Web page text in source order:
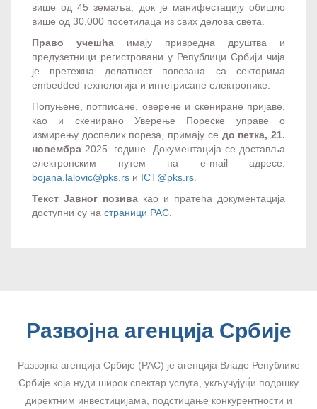
више од 45 земаља, док је манифестацију обишло
више од 30.000 посетилаца из свих делова света.
Право учешћа имају привредна друштва и
предузетници регистровани у Републици Србији чија
је претежна делатност повезана са секторима
embedded технологија и интегрисане електронике.
Попуњене, потписане, оверене и скениране пријаве,
као и скенирано Уверење Пореске управе о
измирењу доспелих пореза, примају се до петка, 21.
новембра 2025. године. Документација се доставља
електронским путем на e-mail адресе:
bojana.lalovic@pks.rs и ICT@pks.rs
Текст Јавног позива као и пратећа документација
доступни су на страници РАС
Развојна агенција Србије
Развојна агенција Србије (РАС) је агенција Владе Републике
Србије која нуди широк спектар услуга, укључујуц́и подршку
директним инвестицијама, подстицање конкурентности и